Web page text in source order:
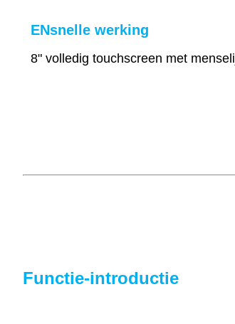
ENsnelle werking
8" volledig touchscreen met
Functie-introductie